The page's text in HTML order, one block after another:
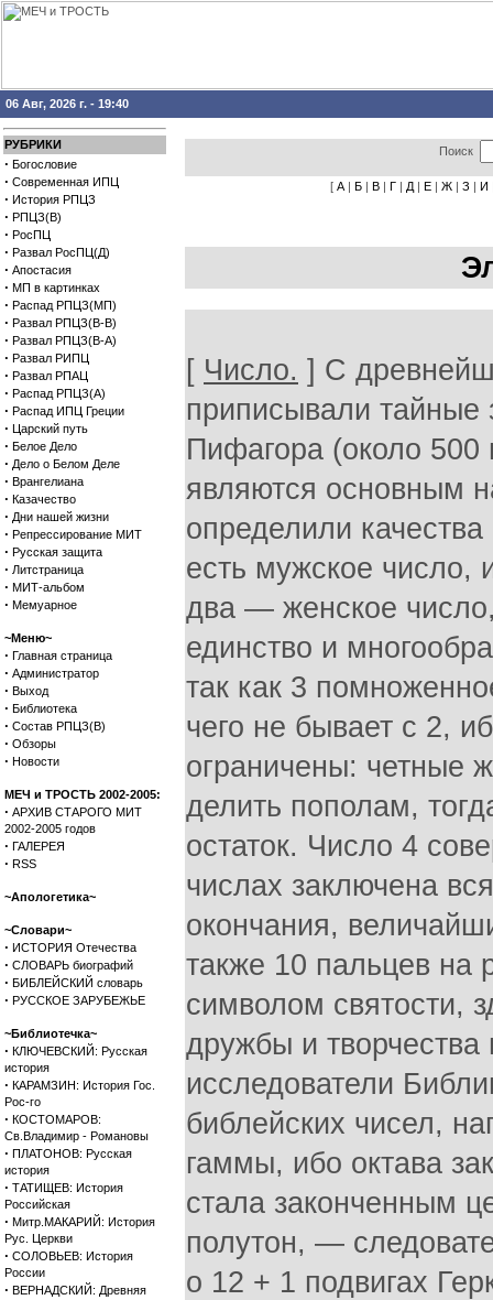
06 Авг, 2026 г. - 19:40
РУБРИКИ
· Богословие
· Современная ИПЦ
· История РПЦЗ
· РПЦЗ(В)
· РосПЦ
· Развал РосПЦ(Д)
· Апостасия
· МП в картинках
· Распад РПЦЗ(МП)
· Развал РПЦЗ(В-В)
· Развал РПЦЗ(В-А)
· Развал РИПЦ
· Развал РПАЦ
· Распад РПЦЗ(А)
· Распад ИПЦ Греции
· Царский путь
· Белое Дело
· Дело о Белом Деле
· Врангелиана
· Казачество
· Дни нашей жизни
· Репрессирование МИТ
· Русская защита
· Литстраница
· МИТ-альбом
· Мемуарное
~Меню~
· Главная страница
· Администратор
· Выход
· Библиотека
· Состав РПЦЗ(В)
· Обзоры
· Новости
МЕЧ и ТРОСТЬ 2002-2005:
· АРХИВ СТАРОГО МИТ
2002-2005 годов
· ГАЛЕРЕЯ
· RSS
~Апологетика~
~Словари~
· ИСТОРИЯ Отечества
· СЛОВАРЬ биографий
· БИБЛЕЙСКИЙ словарь
· РУССКОЕ ЗАРУБЕЖЬЕ
~Библиотечка~
· КЛЮЧЕВСКИЙ: Русская
история
· КАРАМЗИН: История Гос.
Рос-го
· КОСТОМАРОВ:
Св.Владимир - Романовы
· ПЛАТОНОВ: Русская
история
· ТАТИЩЕВ: История
Российская
· Митр.МАКАРИЙ: История
Рус. Церкви
· СОЛОВЬЕВ: История
России
· ВЕРНАДСКИЙ: Древняя
Поиск
[ А | Б | В | Г | Д | Е | Ж | З | И
[ Число. ] С
приписывали
Пифагора (около 500
являются основным
определили
есть мужское число,
два — женское
единство и
так как 3
чего не бывает с 2,
ограничены: четные
делить пополам,
остаток. Число 4
числах заключена
окончания,
также 10 пальцев на
символом святости,
дружбы и
исследователи
библейских чисел,
гаммы, ибо октава
стала законченным
полутон, —
о 12 + 1 подвигах